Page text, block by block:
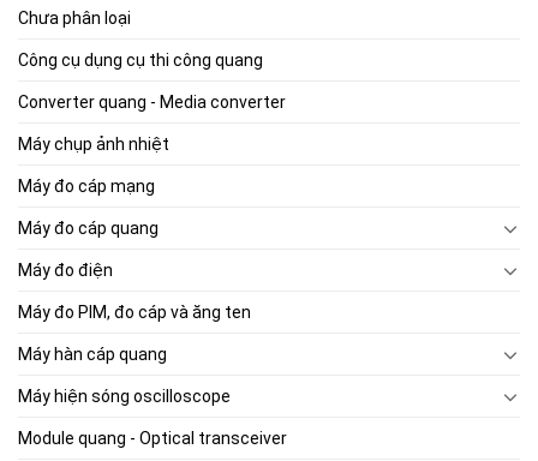
Chưa phân loại
Công cụ dụng cụ thi công quang
Converter quang - Media converter
Máy chụp ảnh nhiệt
Máy đo cáp mạng
Máy đo cáp quang
Máy đo điện
Máy đo PIM, đo cáp và ăng ten
Máy hàn cáp quang
Máy hiện sóng oscilloscope
Module quang - Optical transceiver